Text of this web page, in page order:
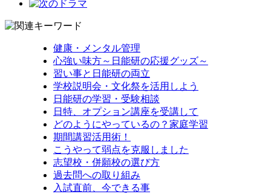
健康・メンタル管理
心強い味方～日能研の応援グッズ～
習い事と日能研の両立
学校説明会・文化祭を活用しよう
日能研の学習・受験相談
日特、オプション講座を受講して
どのようにやっているの？家庭学習
期間講習活用術！
こうやって弱点を克服しました
志望校・併願校の選び方
過去問への取り組み
入試直前、今できる事